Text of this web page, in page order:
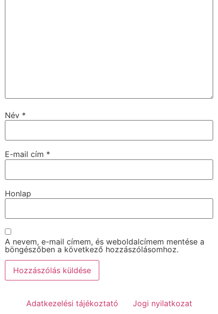
Név *
E-mail cím *
Honlap
A nevem, e-mail címem, és weboldalcímem mentése a
böngészőben a következő hozzászólásomhoz.
Adatkezelési tájékoztató Jogi nyilatkozat